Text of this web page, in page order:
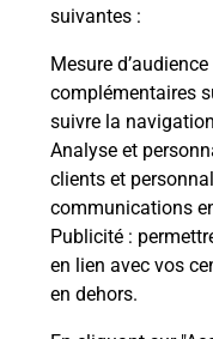
suivantes :
Mesure d’audience
complémentaires
suivre la
Analyse et
clients et
communications
Publicité :
en lien avec vos
en dehors.
Boîte aux
Collecte du
20 Place Du
07330 Thueyts
Le lien s'ouvre dans un